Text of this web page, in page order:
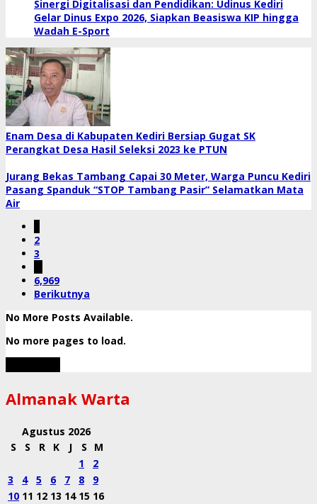
Sinergi Digitalisasi dan Pendidikan: Udinus Kediri
Gelar Dinus Expo 2026, Siapkan Beasiswa KIP hingga
Wadah E-Sport
Enam Desa di Kabupaten Kediri Bersiap Gugat SK
Perangkat Desa Hasil Seleksi 2023 ke PTUN
Jurang Bekas Tambang Capai 30 Meter, Warga Puncu Kediri
Pasang Spanduk “STOP Tambang Pasir” Selamatkan Mata
Air
2
3
6,969
Berikutnya
No More Posts Available.
No more pages to load.
Almanak Warta
Agustus 2026
S
S R K J S
M
1
2
3
4 5 6 7 8
9
10 11 12 13 14 15 16